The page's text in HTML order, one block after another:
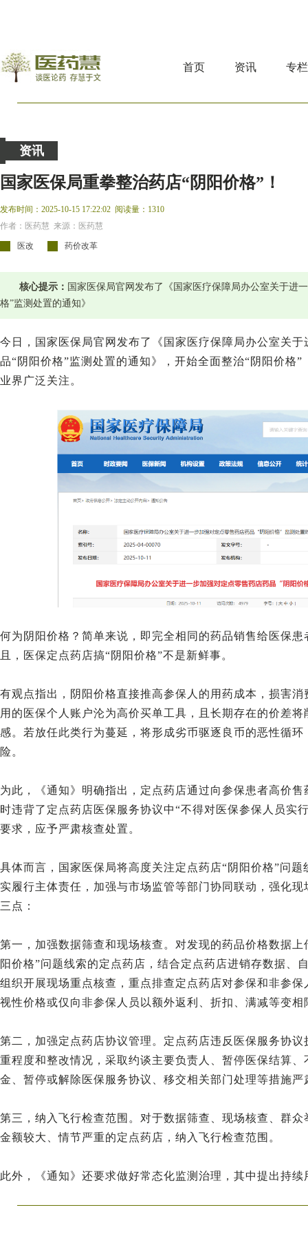
首页 资讯 专栏
资讯
国家医保局重拳整治药店“阴阳价格”！
发布时间：2025-10-15 17:22:02 阅读量：1310
作者：医药慧 来源：医药慧
医改 药价改革
核心提示： 国家医保局官网发布了《国家医疗保障局办公室关于进
格”监测处置的通知》
今日，国家医保局官网发布了《国家医疗保障局办公室关
品“阴阳价格”监测处置的通知》，开始全面整治“阴阳价格
业界广泛关注。
何为阴阳价格？简单来说，即完全相同的药品销售给医保
且，医保定点药店搞“阴阳价格”不是新鲜事。
有观点指出，阴阳价格直接推高参保人的用药成本，损害
用的医保个人账户沦为高价买单工具，且长期存在的价差
感。若放任此类行为蔓延，将形成劣币驱逐良币的恶性循
险。
为此，《通知》明确指出，定点药店通过向参保患者高价
时违背了定点药店医保服务协议中“不得对医保参保人员实
要求，应予严肃核查处置。
具体而言，国家医保局将高度关注定点药店“阴阳价格”问
实履行主体责任，加强与市场监管等部门协同联动，强化
三点：
第一，加强数据筛查和现场核查。对发现的药品价格数据
阳价格”问题线索的定点药店，结合定点药店进销存数据、
组织开展现场重点核查，重点排查定点药店对参保和非参
视性价格或仅向非参保人员以额外返利、折扣、满减等变
第二，加强定点药店协议管理。定点药店违反医保服务协
重程度和整改情况，采取约谈主要负责人、暂停医保结算
金、暂停或解除医保服务协议、移交相关部门处理等措施严
第三，纳入飞行检查范围。对于数据筛查、现场核查、群
金额较大、情节严重的定点药店，纳入飞行检查范围。
此外，《通知》还要求做好常态化监测治理，其中提出持